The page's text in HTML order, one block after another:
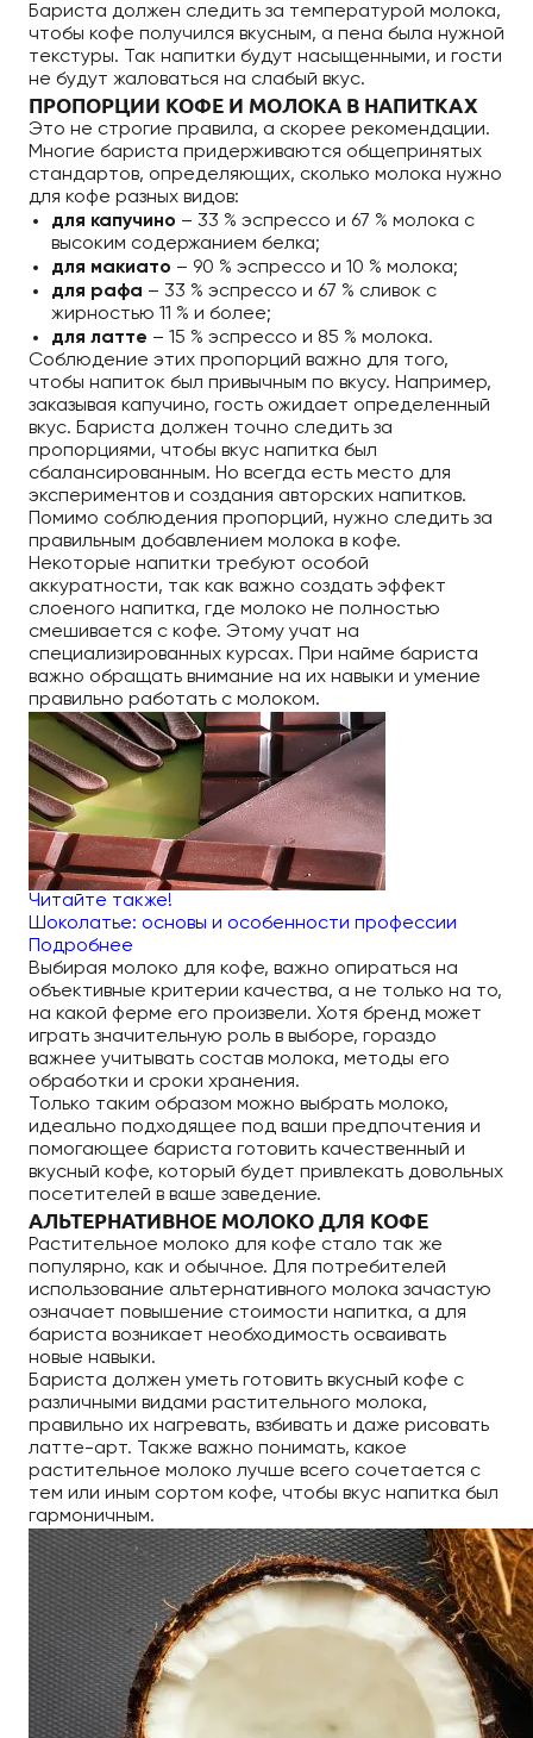
Бариста должен следить за температурой молока,
чтобы кофе получился вкусным, а пена была нужной
текстуры. Так напитки будут насыщенными, и гости
не будут жаловаться на слабый вкус.
ПРОПОРЦИИ КОФЕ И МОЛОКА В НАПИТКАХ
Это не строгие правила, а скорее рекомендации.
Многие бариста придерживаются общепринятых
стандартов, определяющих, сколько молока нужно
для кофе разных видов:
для капучино – 33 % эспрессо и 67 % молока с
высоким содержанием белка;
для макиато – 90 % эспрессо и 10 % молока;
для рафа – 33 % эспрессо и 67 % сливок с
жирностью 11 % и более;
для латте – 15 % эспрессо и 85 % молока.
Соблюдение этих пропорций важно для того,
чтобы напиток был привычным по вкусу. Например,
заказывая капучино, гость ожидает определенный
вкус. Бариста должен точно следить за
пропорциями, чтобы вкус напитка был
сбалансированным. Но всегда есть место для
экспериментов и создания авторских напитков.
Помимо соблюдения пропорций, нужно следить за
правильным добавлением молока в кофе.
Некоторые напитки требуют особой
аккуратности, так как важно создать эффект
слоеного напитка, где молоко не полностью
смешивается с кофе. Этому учат на
специализированных курсах. При найме бариста
важно обращать внимание на их навыки и умение
правильно работать с молоком.
Читайте также!
Шоколатье: основы и особенности профессии
Подробнее
Выбирая молоко для кофе, важно опираться на
объективные критерии качества, а не только на то,
на какой ферме его произвели. Хотя бренд может
играть значительную роль в выборе, гораздо
важнее учитывать состав молока, методы его
обработки и сроки хранения.
Только таким образом можно выбрать молоко,
идеально подходящее под ваши предпочтения и
помогающее бариста готовить качественный и
вкусный кофе, который будет привлекать довольных
посетителей в ваше заведение.
АЛЬТЕРНАТИВНОЕ МОЛОКО ДЛЯ КОФЕ
Растительное молоко для кофе стало так же
популярно, как и обычное. Для потребителей
использование альтернативного молока зачастую
означает повышение стоимости напитка, а для
бариста возникает необходимость осваивать
новые навыки.
Бариста должен уметь готовить вкусный кофе с
различными видами растительного молока,
правильно их нагревать, взбивать и даже рисовать
латте-арт. Также важно понимать, какое
растительное молоко лучше всего сочетается с
тем или иным сортом кофе, чтобы вкус напитка был
гармоничным.